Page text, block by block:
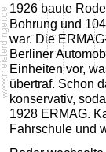
1926 baute
Bohrung und
war. Die
Berliner
Einheiten vor,
übertraf. Schon
konservativ,
1928 ERMAG.
Fahrschule und